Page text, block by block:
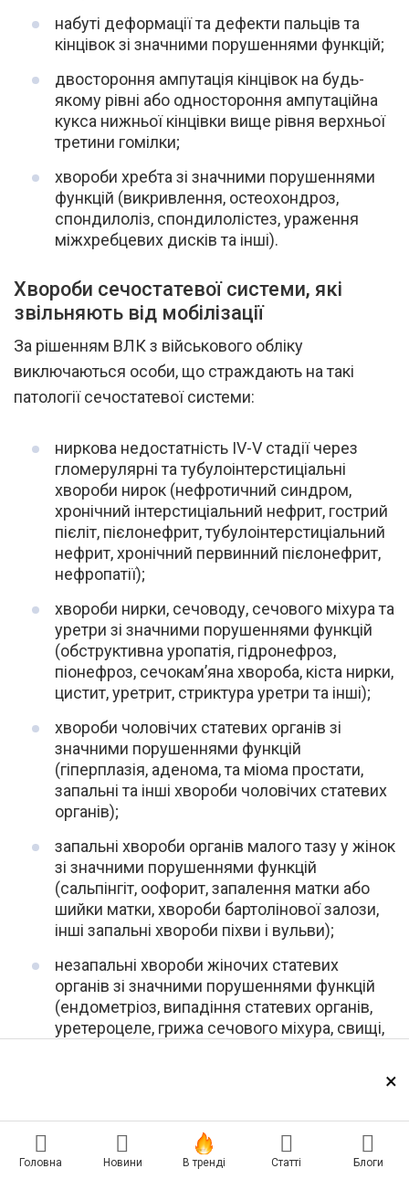
набуті деформації та дефекти пальців та
кінцівок зі значними порушеннями функцій;
двостороння ампутація кінцівок на будь-
якому рівні або одностороння ампутаційна
кукса нижньої кінцівки вище рівня верхньої
третини гомілки;
хвороби хребта зі значними порушеннями
функцій (викривлення, остеохондроз,
спондилоліз, спондилолістез, ураження
міжхребцевих дисків та інші).
Хвороби сечостатевої системи, які
звільняють від мобілізації
За рішенням ВЛК з військового обліку
виключаються особи, що страждають на такі
патології сечостатевої системи:
ниркова недостатність IV-V стадії через
гломерулярні та тубулоінтерстиціальні
хвороби нирок (нефротичний синдром,
хронічний інтерстиціальний нефрит, гострий
пієліт, пієлонефрит, тубулоінтерстиціальний
нефрит, хронічний первинний пієлонефрит,
нефропатії);
хвороби нирки, сечоводу, сечового міхура та
уретри зі значними порушеннями функцій
(обструктивна уропатія, гідронефроз,
піонефроз, сечокам’яна хвороба, кіста нирки,
цистит, уретрит, стриктура уретри та інші);
хвороби чоловічих статевих органів зі
значними порушеннями функцій
(гіперплазія, аденома, та міома простати,
запальні та інші хвороби чоловічих статевих
органів);
запальні хвороби органів малого тазу у жінок
зі значними порушеннями функцій
(сальпінгіт, оофорит, запалення матки або
шийки матки, хвороби бартолінової залози,
інші запальні хвороби піхви і вульви);
незапальні хвороби жіночих статевих
органів зі значними порушеннями функцій
(ендометріоз, випадіння статевих органів,
уретероцеле, грижа сечового міхура, свищі,
дисплазія шийки матки тощо).
×
Головна Новини В тренді Статті Блоги